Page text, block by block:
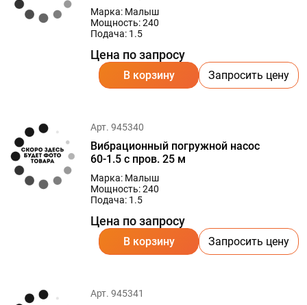
Марка: Малыш
Мощность: 240
Подача: 1.5
Цена по запросу
В корзину Запросить цену
Арт. 945340
Вибрационный погружной насос
60-1.5 с пров. 25 м
Марка: Малыш
Мощность: 240
Подача: 1.5
Цена по запросу
В корзину Запросить цену
Арт. 945341